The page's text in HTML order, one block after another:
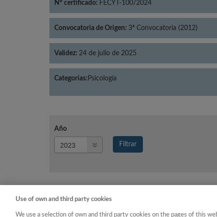
Nº certificado: FECYT-100/2024
Convocatoria de Origen: 3ª Convocatoria (2012)
Validez: 24 de julio de 2025
Categorías: Psicología
Año
Filtrar
Año
Use of own and third party cookies
We use a selection of own and third party cookies on the pages of this